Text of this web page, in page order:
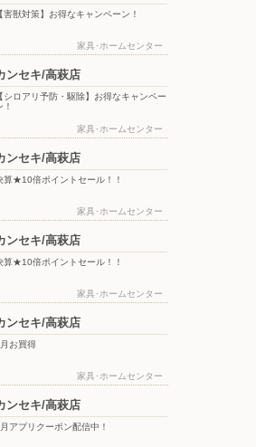
スデイ/佐和店
0062 茨城県ひたちなか市高場1-5-3
【害獣対策】お得なキャンペーン！
家具･ホームセンター
ンセキ/高萩店
【シロアリ予防・駆除】お得なキャンペー
！
家具･ホームセンター
ンセキ/高萩店
算★10倍ポイントセール！！
家具･ホームセンター
ンセキ/高萩店
算★10倍ポイントセール！！
家具･ホームセンター
ンセキ/高萩店
お買得
家具･ホームセンター
ンセキ/高萩店
アプリクーポン配信中！